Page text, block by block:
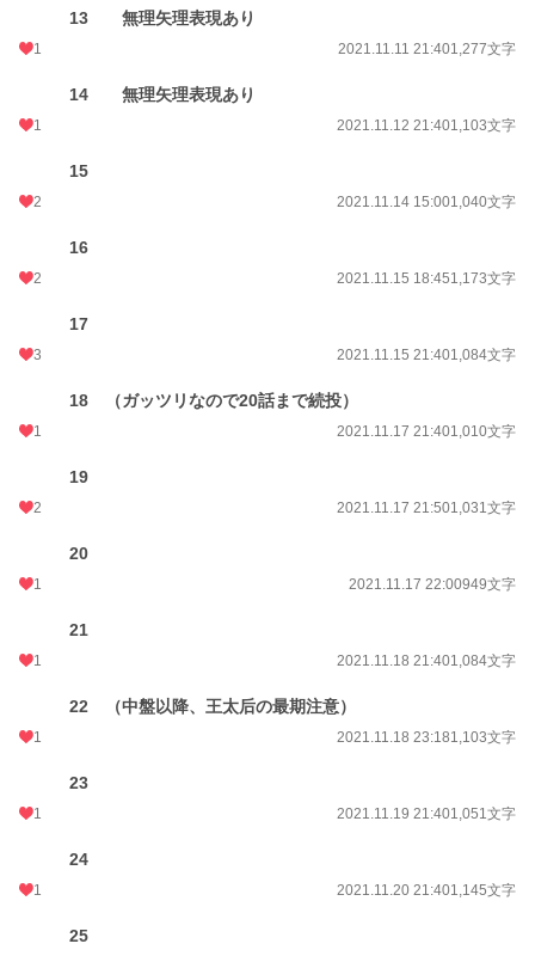
13 無理矢理表現あり
1 2021.11.11 21:401,277文字
14 無理矢理表現あり
1 2021.11.12 21:401,103文字
15
2 2021.11.14 15:001,040文字
16
2 2021.11.15 18:451,173文字
17
3 2021.11.15 21:401,084文字
18 （ガッツリなので20話まで続投）
1 2021.11.17 21:401,010文字
19
2 2021.11.17 21:501,031文字
20
1 2021.11.17 22:00949文字
21
1 2021.11.18 21:401,084文字
22 （中盤以降、王太后の最期注意）
1 2021.11.18 23:181,103文字
23
1 2021.11.19 21:401,051文字
24
1 2021.11.20 21:401,145文字
25